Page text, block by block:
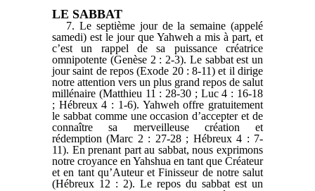
LE SABBAT
7. Le septième jour de la semaine (appelé
samedi) est le jour que Yahweh a mis à part, et
c’est un rappel de sa puissance créatrice
omnipotente (Genèse 2 : 2-3). Le sabbat est un
jour saint de repos (Exode 20 : 8-11) et il dirige
notre attention vers un plus grand repos de salut
millénaire (Matthieu 11 : 28-30 ; Luc 4 : 16-18
; Hébreux 4 : 1-6). Yahweh offre gratuitement
le sabbat comme une occasion d’accepter et de
connaître sa merveilleuse création et
rédemption (Marc 2 : 27-28 ; Hébreux 4 : 7-
11). En prenant part au sabbat, nous exprimons
notre croyance en Yahshua en tant que Créateur
et en tant qu’Auteur et Finisseur de notre salut
(Hébreux 12 : 2). Le repos du sabbat est un